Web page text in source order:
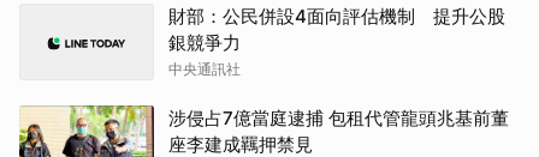
財部：公民併設4面向評估機制 提升公股
銀競爭力
中央通訊社
涉侵占7億當庭逮捕 包租代管龍頭兆基前董
座李建成羈押禁見